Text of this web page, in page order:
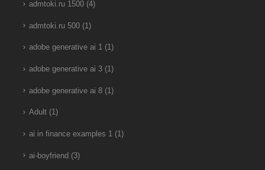
admtoki.ru 1500(4)
admtoki.ru 500(1)
adobe generative ai 1(1)
adobe generative ai 3(1)
adobe generative ai 8(1)
Adult(1)
ai in finance examples 1(1)
ai-boyfriend (3)